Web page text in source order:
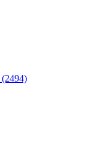
(2494)